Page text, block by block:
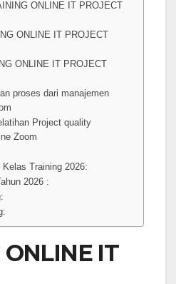
ONLINE IT PROJECT
ONLINE IT PROJECT
ONLINE IT PROJECT
proses dari manajemen
Project quality
Zoom
Training 2026:
2026 :
IT